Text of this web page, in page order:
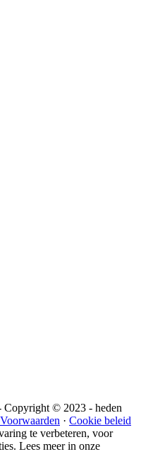
© 2023 - heden
· Cookie beleid
te verbeteren, voor
Lees meer in onze